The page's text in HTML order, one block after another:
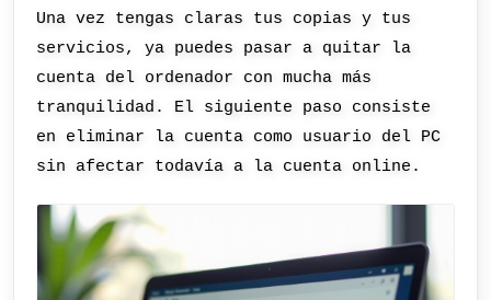
Una vez tengas claras tus copias y tus
servicios, ya puedes pasar a quitar la
cuenta del ordenador con mucha más
tranquilidad. El siguiente paso consiste
en eliminar la cuenta como usuario del PC
sin afectar todavía a la cuenta online.